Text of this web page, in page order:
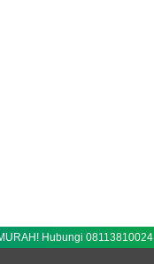
Hubungi 08113810024